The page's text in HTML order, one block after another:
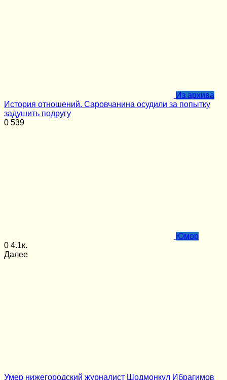
Из архива
История отношений. Саровчанина осудили за попытку
задушить подругу
0 539
Юмор
0 4.1к.
Далее
Умер нижегородский журналист Шодмонкул Ибрагимов